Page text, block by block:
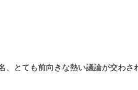
とても前向きな熱い議論が交わさ